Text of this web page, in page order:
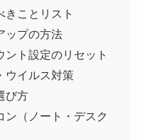
きことリスト
ップの方法
ト設定のリセット
ウイルス対策
び方
ン（ノート・デスク